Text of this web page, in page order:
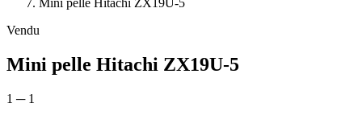
Mini pelle Hitachi ZX19U-5
Vendu
Mini pelle Hitachi ZX19U-5
1 ─ 1